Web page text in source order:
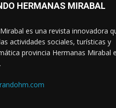
HERMANAS MIRABAL
es una revista innovadora
actividades sociales, turísticas y
provincia Hermanas Mirabal